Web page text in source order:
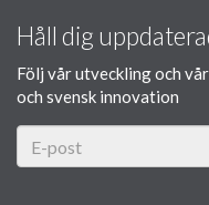
Håll dig
Följ vår utveckling och
och svensk innovation